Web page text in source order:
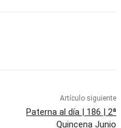
Artículo siguiente
Paterna al día | 186 | 2ª
Quincena Junio